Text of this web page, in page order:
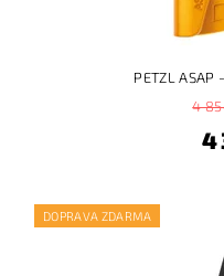
PETZL ASAP
4
4
DOPRAVA ZDARMA